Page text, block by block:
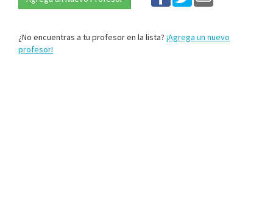
¿No encuentras a tu profesor en la lista? ¡Agrega un nuevo
profesor!